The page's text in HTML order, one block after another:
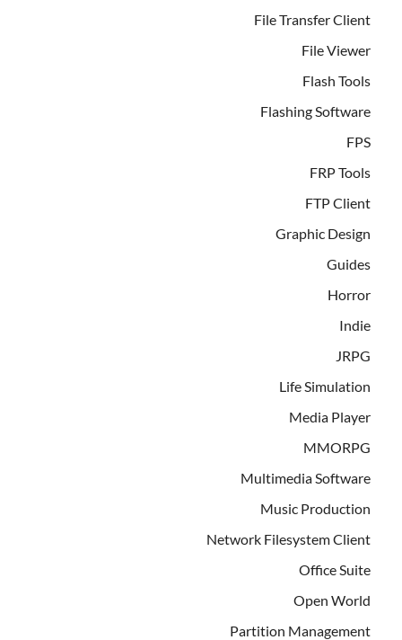
File Transfer Client
File Viewer
Flash Tools
Flashing Software
FPS
FRP Tools
FTP Client
Graphic Design
Guides
Horror
Indie
JRPG
Life Simulation
Media Player
MMORPG
Multimedia Software
Music Production
Network Filesystem Client
Office Suite
Open World
Partition Management